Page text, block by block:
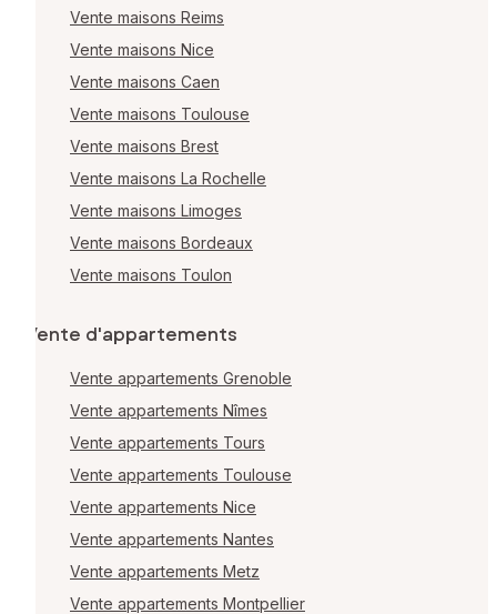
Vente maisons Reims
Vente maisons Nice
Vente maisons Caen
Vente maisons Toulouse
Vente maisons Brest
Vente maisons La Rochelle
Vente maisons Limoges
Vente maisons Bordeaux
Vente maisons Toulon
Vente d'appartements
Vente appartements Grenoble
Vente appartements Nîmes
Vente appartements Tours
Vente appartements Toulouse
Vente appartements Nice
Vente appartements Nantes
Vente appartements Metz
Vente appartements Montpellier